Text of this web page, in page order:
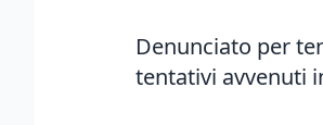
Denunciato per
tentativi avvenuti